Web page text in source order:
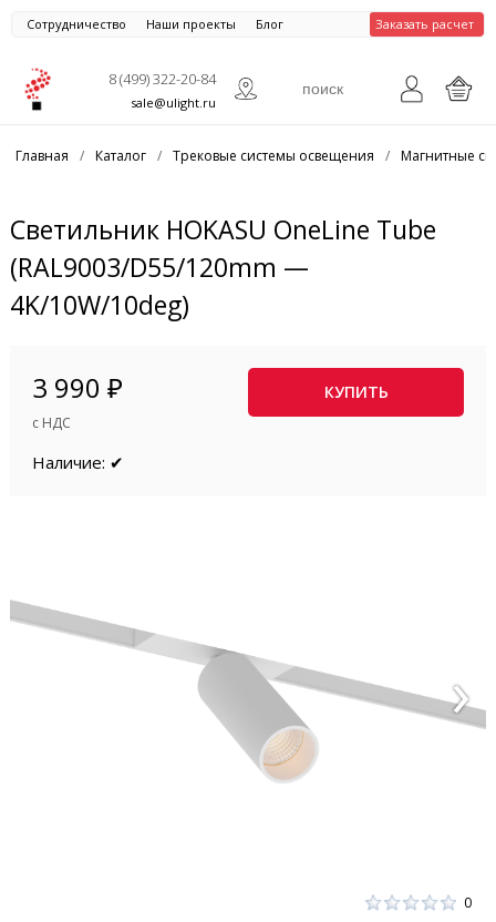
Сотрудничество Наши проекты Блог Заказать расчет
8 (499) 322-20-84
sale@ulight.ru
Главная / Каталог / Трековые системы освещения / Магнитные
Светильник HOKASU OneLine Tube
(RAL9003/D55/120mm —
4K/10W/10deg)
3 990 ₽
с НДС
КУПИТЬ
Наличие: ✔
0